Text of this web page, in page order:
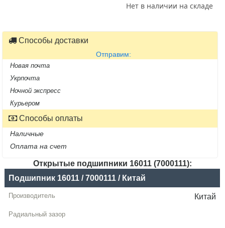
Нет в наличии на складе
Способы доставки
Отправим:
Новая почта
Укрпочта
Ночной экспресс
Курьером
Способы оплаты
Наличные
Оплата на счет
Открытые подшипники 16011 (7000111):
Название
Производитель
Радиальный
Подшипник 16011 / 7000111 / Китай
Китай